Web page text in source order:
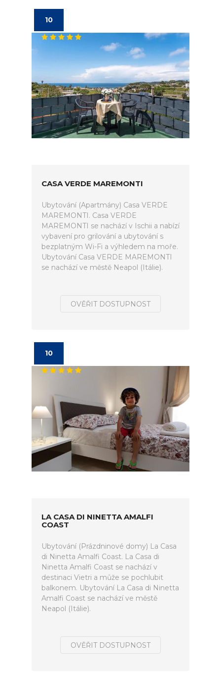
10
CASA VERDE MAREMONTI
Ubytování (Apartmány) Casa VERDE
MAREMONTI. Casa VERDE
MAREMONTI se nachází v Ischii a nabízí
vybavení pro grilování a ubytování s
bezplatným Wi-Fi a výhledem na moře.
Ubytování Casa VERDE MAREMONTI
se nachází ve městě Neapol (Itálie).
OVĚŘIT DOSTUPNOST
10
LA CASA DI NINETTA AMALFI
COAST
Ubytování (Prázdninové domy) La Casa
di Ninetta Amalfi Coast. La Casa di
Ninetta Amalfi Coast se nachází v
destinaci Vietri a může se pochlubit
balkonem. Ubytování La Casa di Ninetta
Amalfi Coast se nachází ve městě
Neapol (Itálie).
OVĚŘIT DOSTUPNOST